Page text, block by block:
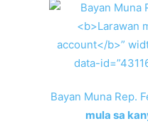
Bayan Muna Rep.
mula sa